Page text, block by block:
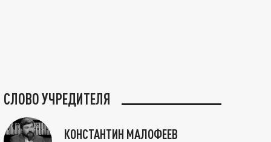
СЛОВО УЧРЕДИТЕЛЯ
КОНСТАНТИН МАЛОФЕЕВ